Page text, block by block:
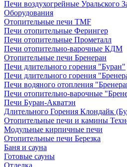
Печи воздухогрейные Уральского
Оборудования
Отопительные печи TMF
Печи отопительные Ферингер
Печи отопительные Прометалл
Печи отопительно-варочные КДМ
Отопительные печи Бренеран
Печи длительного горения "Буран"
Печи длительного горения
Печи водяного отопления
Печи отопительно-варочные
Печи Буран-Акватэн
Длительного Горения Клондайк
Отопительные печи и камины
Модульные кирпичные печи
Отопительные печи Березка
Баня и сауна
Готовые сауны
Отделка